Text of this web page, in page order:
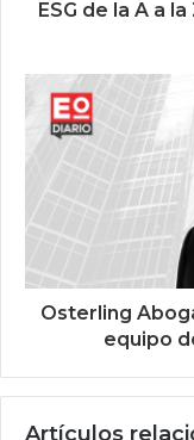
ESG de la A a
Osterling
equipo
Artículos